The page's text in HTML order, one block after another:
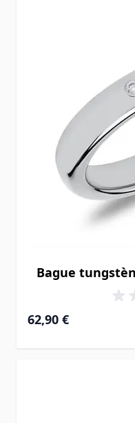
Bague
62,90 €